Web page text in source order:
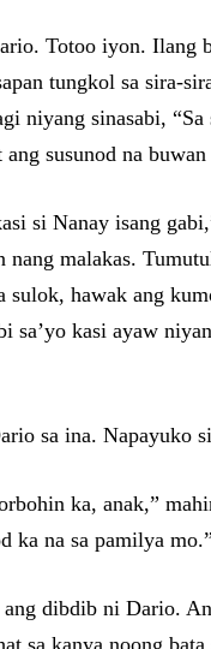
Totoo iyon. Ilang
tungkol sa sira-
niyang sinasabi, “Sa
susunod na
si Nanay isang
nang malakas.
sulok, hawak ang
sa’yo kasi ayaw
sa ina. Napayuko
ka, anak,”
ka na sa pamilya mo.”
dibdib ni Dario.